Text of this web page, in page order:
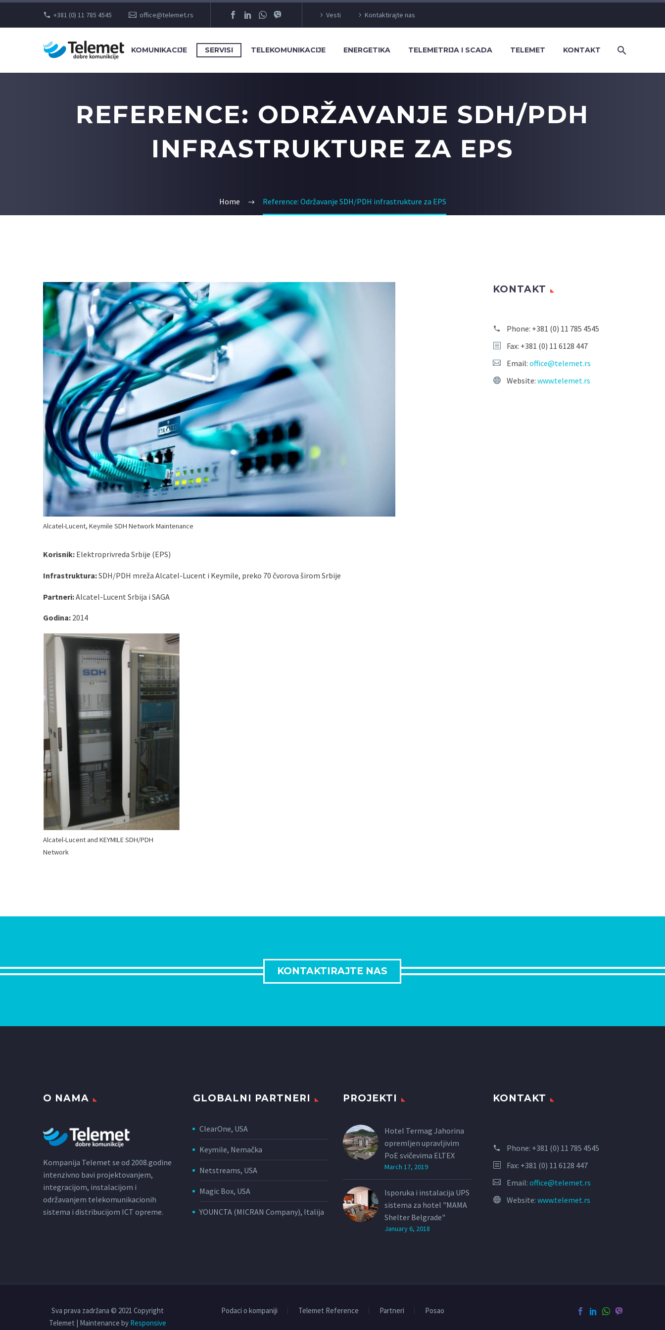
+381 (0) 11 785 4545 office@telemet.rs Vesti Kontaktirajte nas
KOMUNIKACIJE SERVISI TELEKOMUNIKACIJE ENERGETIKA TELEMETRIJA I SCADA TELEMET KONTAKT
REFERENCE: ODRŽAVANJE SDH/PDH
INFRASTRUKTURE ZA EPS
Home Reference: Održavanje SDH/PDH infrastrukture za EPS
Alcatel-Lucent, Keymile SDH Network Maintenance
Korisnik: Elektroprivreda Srbije (EPS)
Infrastruktura:SDH/PDH mreža Alcatel-Lucent i Keymile, preko 70 čvorova širom Srbije
Partneri:Alcatel-Lucent Srbija i SAGA
Godina: 2014
Alcatel-Lucent and KEYMILE SDH/PDH
Network
KONTAKT
Phone: +381 (0) 11 785 4545
Fax: +381 (0) 11 6128 447
Email: office@telemet.rs
Website: www.telemet.rs
KONTAKTIRAJTE NAS
O NAMA
Kompanija Telemet se od 2008.godine
intenzivno bavi projektovanjem,
integracijom, instalacijom i
održavanjem telekomunikacionih
sistema i distribucijom ICT opreme.
GLOBALNI PARTNERI
ClearOne, USA
Keymile, Nemačka
Netstreams, USA
Magic Box, USA
YOUNCTA (MICRAN Company), Italija
PROJEKTI
Hotel Termag Jahorina
opremljen upravljivim
PoE svičevima ELTEX
March 17, 2019
Isporuka i instalacija UPS
sistema za hotel "MAMA
Shelter Belgrade"
January 6, 2018
KONTAKT
Phone: +381 (0) 11 785 4545
Fax: +381 (0) 11 6128 447
Email: office@telemet.rs
Website: www.telemet.rs
Podaci o kompaniji Telemet Reference Partneri Posao
Sva prava zadržana © 2021 Copyright
Telemet | Maintenance by Responsive